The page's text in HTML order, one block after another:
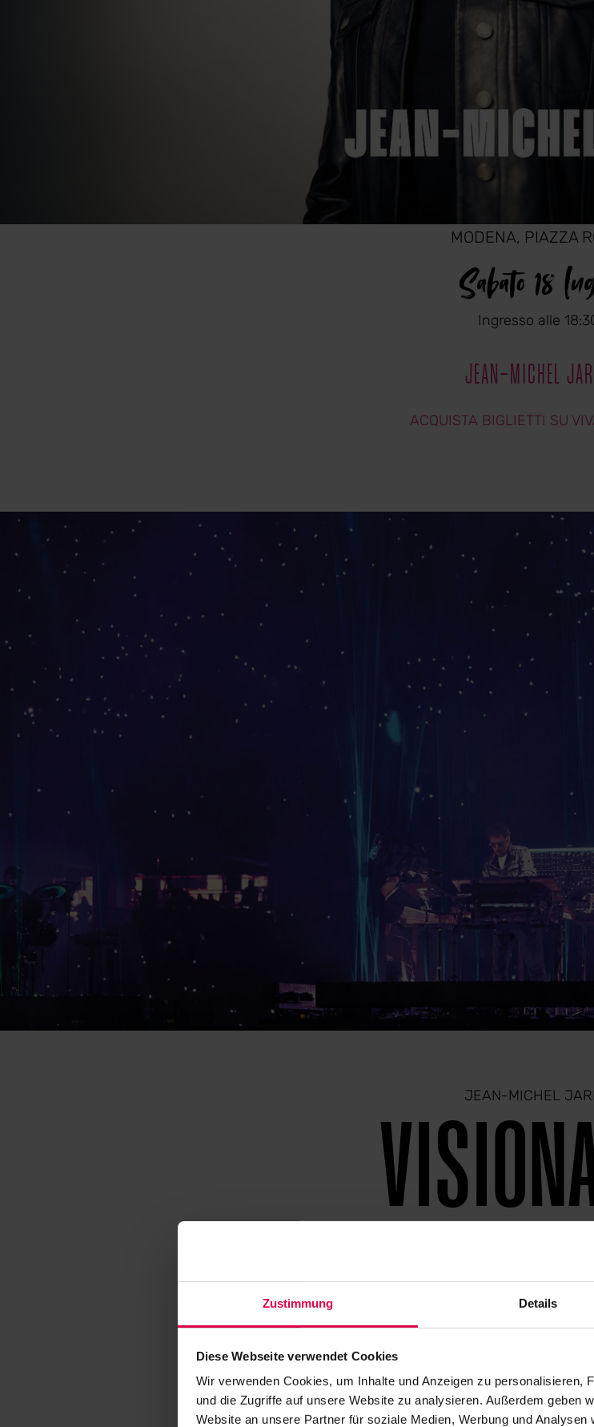
Zustimmung Details
Diese Webseite verwendet Cookies
Wir verwenden Cookies, um Inhalte und Anzeigen zu personalisieren,
und die Zugriffe auf unsere Website zu analysieren. Außerdem geben
Website an unsere Partner für soziale Medien, Werbung und
MODENA, PIAZZA
Sabato 18
Ingresso alle
JEAN-MICHEL
ACQUISTA BIGLIETTI SU
JEAN-MICHEL
costantemente guidato
nel corso della sua carriera.
elettronica, si è distinto in campi
audio multicanale, le
e il metaverso. Jarre è